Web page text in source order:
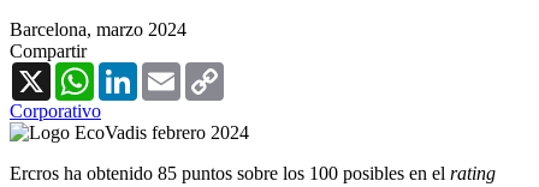
Barcelona, marzo 2024
Compartir
X
WhatsAppLinkedInEmail
Corporativo
Ercros ha obtenido 85 puntos sobre los 100 posibles en el rating